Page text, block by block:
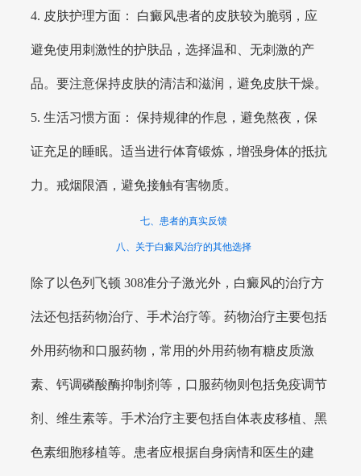
4. 皮肤护理方面： 白癜风患者的皮肤较为脆弱，应
避免使用刺激性的护肤品，选择温和、无刺激的产
品。要注意保持皮肤的清洁和滋润，避免皮肤干燥。
5. 生活习惯方面： 保持规律的作息，避免熬夜，保
证充足的睡眠。适当进行体育锻炼，增强身体的抵抗
力。戒烟限酒，避免接触有害物质。
七、患者的真实反馈
八、关于白癜风治疗的其他选择
除了以色列飞顿 308准分子激光外，白癜风的治疗方
法还包括药物治疗、手术治疗等。药物治疗主要包括
外用药物和口服药物，常用的外用药物有糖皮质激
素、钙调磷酸酶抑制剂等，口服药物则包括免疫调节
剂、维生素等。手术治疗主要包括自体表皮移植、黑
色素细胞移植等。患者应根据自身病情和医生的建